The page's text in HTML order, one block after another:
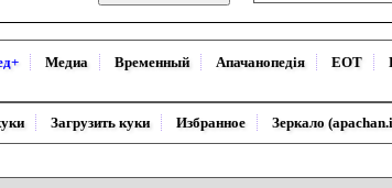
Медиа Временный Апачанопедiя ЕОТ
Загрузить куки Избранное Зеркало